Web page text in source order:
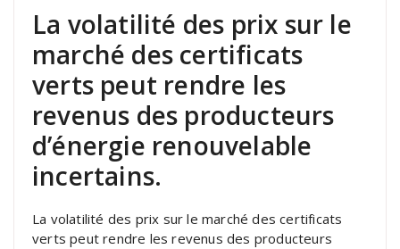
La volatilité des prix sur le
marché des certificats
verts peut rendre les
revenus des producteurs
d’énergie renouvelable
incertains.
La volatilité des prix sur le marché des certificats
verts peut rendre les revenus des producteurs